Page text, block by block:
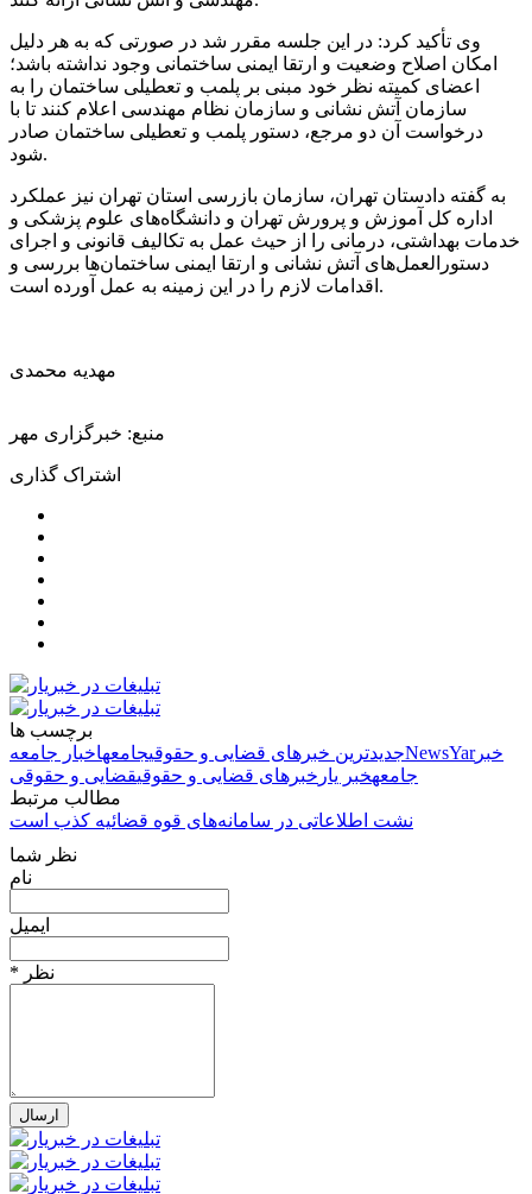
وی تأکید کرد: در این جلسه مقرر شد در صورتی که به هر دلیل
امکان اصلاح وضعیت و ارتقا ایمنی ساختمانی وجود نداشته باشد؛
اعضای کمیته نظر خود مبنی بر پلمب و تعطیلی ساختمان را به
سازمان آتش نشانی و سازمان نظام مهندسی اعلام کنند تا با
درخواست آن دو مرجع، دستور پلمب و تعطیلی ساختمان صادر
شود.
به گفته دادستان تهران، سازمان بازرسی استان تهران نیز عملکرد
اداره کل آموزش و پرورش تهران و دانشگاه‌های علوم پزشکی و
خدمات بهداشتی، درمانی را از حیث عمل به تکالیف قانونی و اجرای
دستورالعمل‌های آتش نشانی و ارتقا ایمنی ساختمان‌ها بررسی و
اقدامات لازم را در این زمینه به عمل آورده است.
مهدیه محمدی
منبع: خبرگزاری مهر
اشتراک گذاری
برچسب ها
جدیدترین خبرهای قضایی و حقوقیجامعهاخبار جامعه NewsYarخبر
جامعهخبر یار خبرهای قضایی و حقوقیقضایی و حقوقی
مطالب مرتبط
نشت اطلاعاتی در سامانه‌های قوه قضائیه کذب است
نظر شما
نام
ایمیل
* نظر